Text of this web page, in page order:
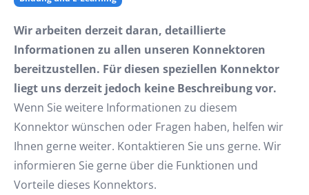
Wir arbeiten derzeit daran, detaillierte
Informationen zu allen unseren Konnektoren
bereitzustellen. Für diesen speziellen Konnektor
liegt uns derzeit jedoch keine Beschreibung vor.
Wenn Sie weitere Informationen zu diesem
Konnektor wünschen oder Fragen haben, helfen wir
Ihnen gerne weiter. Kontaktieren Sie uns gerne. Wir
informieren Sie gerne über die Funktionen und
Vorteile dieses Konnektors.